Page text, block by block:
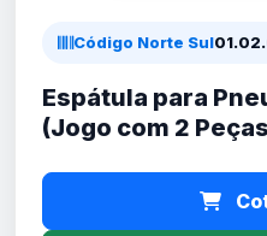
Código Norte Sul
Espátula para
(Jogo com 2